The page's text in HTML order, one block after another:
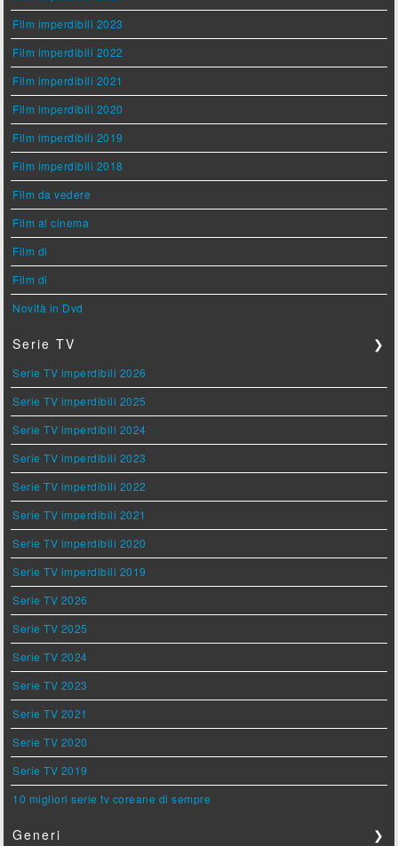
Film imperdibili 2023
Film imperdibili 2022
Film imperdibili 2021
Film imperdibili 2020
Film imperdibili 2019
Film imperdibili 2018
Film da vedere
Film al cinema
Film di
Film di
Novità in Dvd
Serie TV ❯
Serie TV imperdibili 2026
Serie TV imperdibili 2025
Serie TV imperdibili 2024
Serie TV imperdibili 2023
Serie TV imperdibili 2022
Serie TV imperdibili 2021
Serie TV imperdibili 2020
Serie TV imperdibili 2019
Serie TV 2026
Serie TV 2025
Serie TV 2024
Serie TV 2023
Serie TV 2021
Serie TV 2020
Serie TV 2019
10 migliori serie tv coreane di sempre
Generi ❯